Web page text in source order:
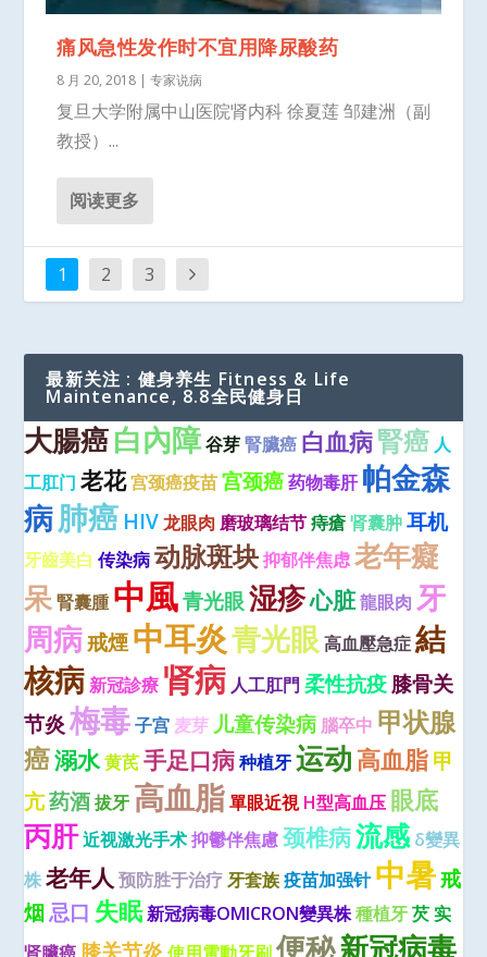
痛风急性发作时不宜用降尿酸药
8 月 20, 2018 |专家说病
复旦大学附属中山医院肾内科 徐夏莲 邹建洲（副
教授）...
阅读更多
1 2 3
最新关注 : 健身养生 Fitness & Life
Maintenance, 8.8全民健身日
大腸癌白內障谷芽 腎臟癌 白血病腎癌 人
工肛门 老花宫颈癌疫苗 宫颈癌 药物毒肝 帕金森
病肺癌 HIV 龙眼肉 磨玻璃结节 痔瘡 肾囊肿 耳机
牙齒美白 传染病 动脉斑块 抑郁伴焦虑老年癡
呆腎囊腫 中風青光眼湿疹心脏龍眼肉 牙
周病戒煙中耳炎青光眼 高血壓急症 結
核病 新冠診療 肾病 人工肛門 柔性抗疫膝骨关
节炎梅毒 子宫 麦芽 儿童传染病 腦卒中 甲状腺
癌溺水黄芪 手足口病 种植牙 运动高血脂甲
亢药酒 拔牙 高血脂 單眼近視 H型高血压 眼底
丙肝近视激光手术 抑鬱伴焦慮 颈椎病流感 δ變異
株 老年人 预防胜于治疗 牙套族 疫苗加强针 中暑戒
烟忌口 失眠新冠病毒OMICRON變異株種植牙 芡 实
便秘新冠病毒